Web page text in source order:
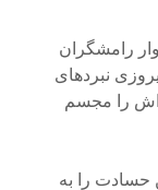
رامشگران
نبردهای
اش را مجسم
حسادت را به